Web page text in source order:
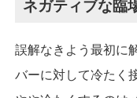
ネガティブな臨
誤解なきよう最初に
バーに対して冷たく